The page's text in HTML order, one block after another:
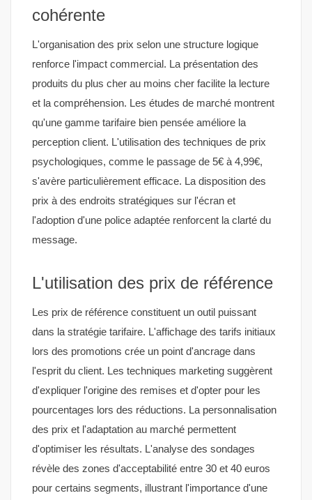
cohérente
L'organisation des prix selon une structure logique
renforce l'impact commercial. La présentation des
produits du plus cher au moins cher facilite la lecture
et la compréhension. Les études de marché montrent
qu'une gamme tarifaire bien pensée améliore la
perception client. L'utilisation des techniques de prix
psychologiques, comme le passage de 5€ à 4,99€,
s'avère particulièrement efficace. La disposition des
prix à des endroits stratégiques sur l'écran et
l'adoption d'une police adaptée renforcent la clarté du
message.
L'utilisation des prix de référence
Les prix de référence constituent un outil puissant
dans la stratégie tarifaire. L'affichage des tarifs initiaux
lors des promotions crée un point d'ancrage dans
l'esprit du client. Les techniques marketing suggèrent
d'expliquer l'origine des remises et d'opter pour les
pourcentages lors des réductions. La personnalisation
des prix et l'adaptation au marché permettent
d'optimiser les résultats. L'analyse des sondages
révèle des zones d'acceptabilité entre 30 et 40 euros
pour certains segments, illustrant l'importance d'une